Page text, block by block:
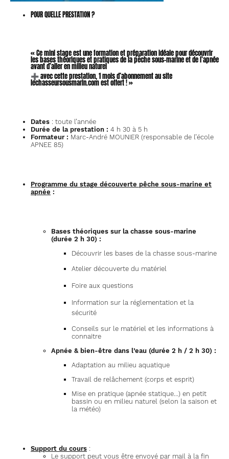
offert
POUR QUELLE PRESTATION ?
« Ce mini stage est une formation et préparation idéale pour découvrir
les bases théoriques et pratiques de la pêche sous-marine et de l’apnée
avant d’aller en milieu naturel
➕ avec cette prestation, 1 mois d’abonnement au site
lechasseursousmarin.com est offert ! »
Dates : toute l’année
Durée de la prestation : 4 h 30 à 5 h
Formateur : Marc-André MOUNIER (responsable de l’école
APNEE 85)
Programme du stage découverte pêche sous-marine et
apnée :
Bases théoriques sur la chasse sous-marine
(durée 2 h 30) :
Découvrir les bases de la chasse sous-marine
Atelier découverte du matériel
Foire aux questions
Information sur la réglementation et la
sécurité
Conseils sur le matériel et les informations à
connaitre
Apnée & bien-être dans l’eau (durée 2 h / 2 h 30) :
Adaptation au milieu aquatique
Travail de relâchement (corps et esprit)
Mise en pratique (apnée statique…) en petit
bassin ou en milieu naturel (selon la saison et
la météo)
Support du cours :
Le support peut vous être envoyé par mail à la fin